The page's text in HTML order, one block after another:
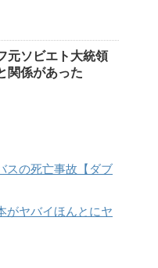
元ソビエト大統領
関係があった
スの死亡事故【ダブ
ヤバイほんとにヤ